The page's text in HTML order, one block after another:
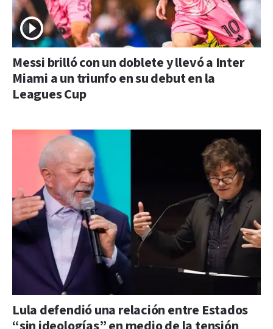
Messi brilló con un doblete y llevó a Inter
Miami a un triunfo en su debut en la
Leagues Cup
Lula defendió una relación entre Estados